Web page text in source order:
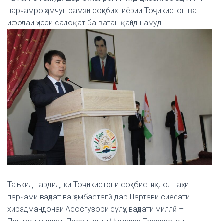
парчамро ҳамчун рамзи соҳибихтиёрии Тоҷикистон ва
ифодаи ҳисси садоқат ба ватан қайд намуд.
Таъкид гардид, ки Тоҷикистони соҳибистиқлол таҳти
парчами ваҳдат ва ҳамбастагӣ дар Партави сиёсати
хирадмандонаи Асосгузори сулҳу ваҳдати миллӣ –